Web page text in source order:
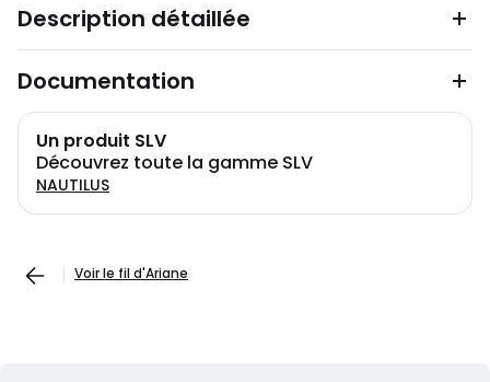
Description détaillée
Documentation
Un produit SLV
Découvrez toute la gamme SLV
NAUTILUS
Voir le fil d'Ariane